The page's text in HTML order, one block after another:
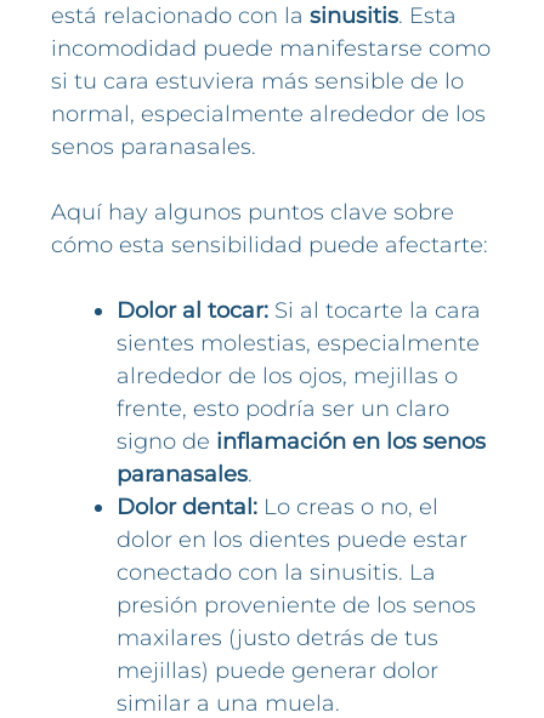
está relacionado con lasinusitis. Esta
incomodidad puede manifestarse como
si tu cara estuviera más sensible de lo
normal, especialmente alrededor de los
senos paranasales.
Aquí hay algunos puntos clave sobre
cómo esta sensibilidad puede afectarte:
Dolor al tocar: Si al tocarte la cara
sientes molestias, especialmente
alrededor de los ojos, mejillas o
frente, esto podría ser un claro
signo de inflamación en los senos
paranasales.
Dolor dental: Lo creas o no, el
dolor en los dientes puede estar
conectado con la sinusitis. La
presión proveniente de los senos
maxilares (justo detrás de tus
mejillas) puede generar dolor
similar a una muela.